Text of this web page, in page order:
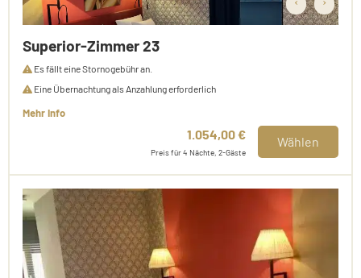
Superior-Zimmer 23
Es fällt eine Stornogebühr an.
Eine Übernachtung als Anzahlung erforderlich
Mehr Info
1.054,00 €
Preis für 4 Nächte, 2-Gäste
Wählen